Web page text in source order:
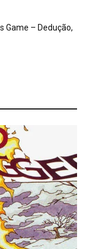
Game – Dedução,